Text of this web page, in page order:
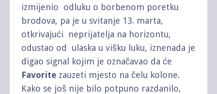
izmijenio odluku o borbenom poretku
brodova, pa je u svitanje 13. marta,
otkrivajući neprijatelja na horizontu,
odustao od ulaska u višku luku, iznenada je
digao signal kojim je označavao da će
Favorite zauzeti mjesto na čelu kolone.
Kako se još nije bilo potpuno razdanilo,